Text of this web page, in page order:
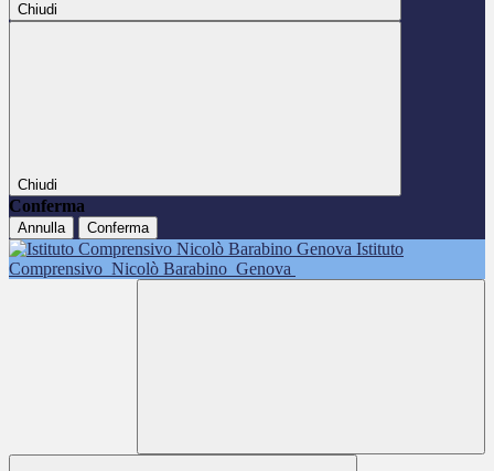
Chiudi
Chiudi
Conferma
Annulla Conferma
Istituto
Comprensivo Nicolò Barabino Genova